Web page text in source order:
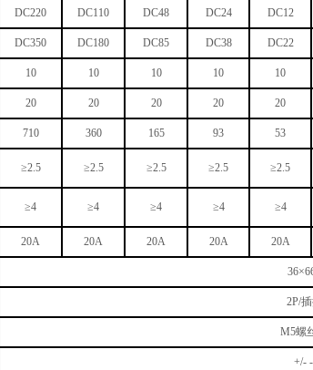
DC220 DC110 DC48 DC24 DC12
DC350 DC180 DC85 DC38 DC22
10 10 10 10 10
20 20 20 20 20
710 360 165 93 53
≥2.5 ≥2.5 ≥2.5 ≥2.5 ≥2.5
≥4 ≥4 ≥4 ≥4 ≥4
20A 20A 20A 20A 20A
36×6
2P/
M5螺
+/-